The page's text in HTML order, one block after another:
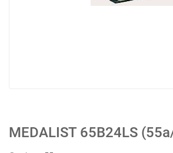
MEDALIST 65B24LS